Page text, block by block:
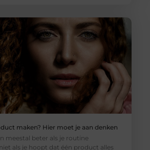
maken? Hier moet je aan denken
meestal beter als je routine
als je hoopt dat één product alles